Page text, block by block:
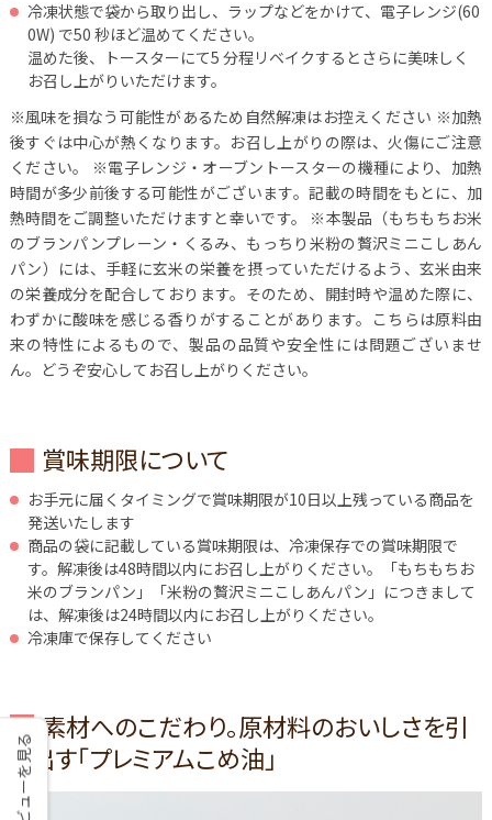
冷凍状態で袋から取り出し、ラップなどをかけて、電子レンジ(60
0W) で50 秒ほど温めてください。
温めた後、トースターにて5 分程リベイクするとさらに美味しく
お召し上がりいただけます。
※風味を損なう可能性があるため自然解凍はお控えください ※加熱
後すぐは中心が熱くなります。お召し上がりの際は、火傷にご注意
ください。
※電子レンジ・オーブントースターの機種により、加熱
時間が多少前後する可能性がございます。記載の時間をもとに、加
熱時間をご調整いただけますと幸いです。
※本製品（もちもちお米
のブランパンプレーン・くるみ、もっちり米粉の贅沢ミニこしあん
パン）には、手軽に玄米の栄養を摂っていただけるよう、玄米由来
の栄養成分を配合しております。そのため、開封時や温めた際に、
わずかに酸味を感じる香りがすることがあります。こちらは原料由
来の特性によるもので、製品の品質や安全性には問題ございませ
ん。どうぞ安心してお召し上がりください。
賞味期限について
お手元に届くタイミングで賞味期限が10日以上残っている商品を
発送いたします
商品の袋に記載している賞味期限は、冷凍保存での賞味期限で
す。解凍後は48時間以内にお召し上がりください。「もちもちお
米のブランパン」「米粉の贅沢ミニこしあんパン」につきまして
は、解凍後は24時間以内にお召し上がりください。
冷凍庫で保存してください
素材へのこだわり。原材料のおいしさを引
き出す「プレミアムこめ油」
レビューを見る